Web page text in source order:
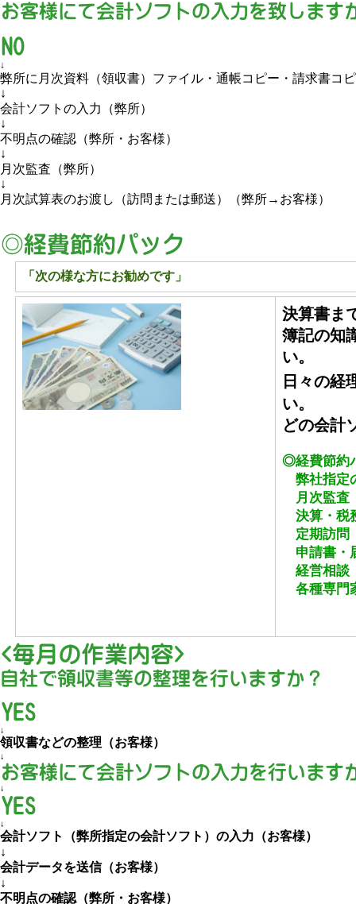
↓
弊所に月次資料（領収書）ファイル・通帳コピー・請求書コ
↓
会計ソフトの入力（弊所）
↓
不明点の確認（弊所・お客様）
↓
月次監査（弊所）
↓
月次試算表のお渡し（訪問または郵送）（弊所→お客様）
「次の様な方にお勧めです」
決算書ま
簿記の知
い。
日々の経
い。
どの会計
◎経費節約
弊社指定
月次監査
決算・税
定期訪問
申請書・
経営相談
各種専門
↓
領収書などの整理（お客様）
↓
↓
↓
会計ソフト（弊所指定の会計ソフト）の入力（お客様）
↓
会計データを送信（お客様）
↓
不明点の確認（弊所・お客様）